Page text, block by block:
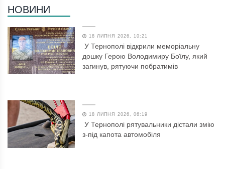
НОВИНИ
18 ЛИПНЯ 2026, 10:21
У Тернополі відкрили меморіальну
дошку Герою Володимиру Боїлу, який
загинув, рятуючи побратимів
18 ЛИПНЯ 2026, 06:19
У Тернополі рятувальники дістали змію
з-під капота автомобіля